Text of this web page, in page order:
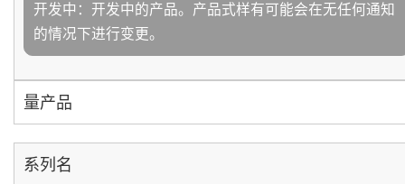
开发中：开发中的产品。产品式样有可能会在无任何通知
的情况下进行变更。
量产品
系列名